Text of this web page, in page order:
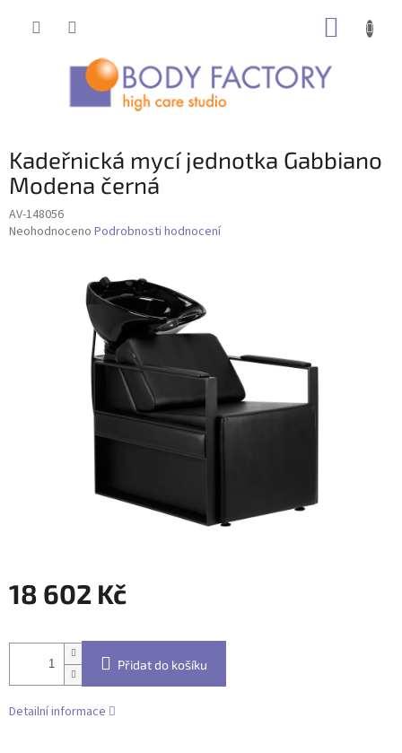
Kadeřnická mycí jednotka Gabbiano
Modena černá
AV-148056
Průměrné
Neohodnoceno Podrobnosti hodnocení
18 602 Kč
cena:
Přidat do košíku
Detailní informace